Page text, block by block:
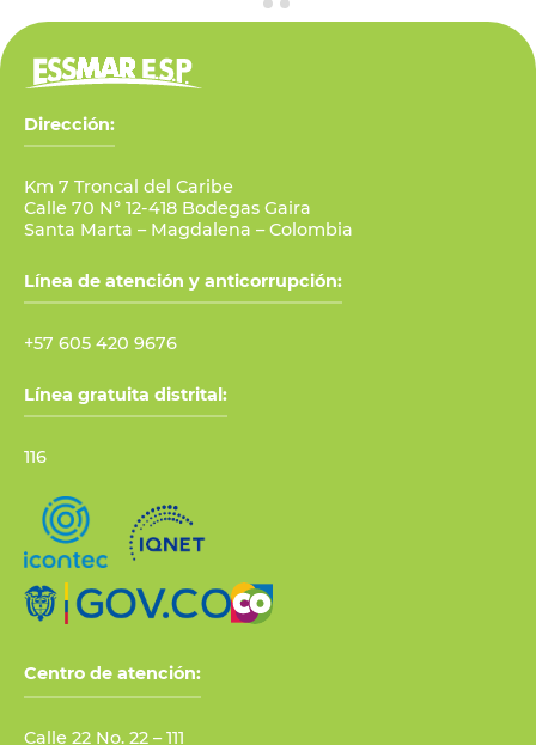
Dirección:
Km 7 Troncal del Caribe
Calle 70 N° 12-418 Bodegas Gaira
Santa Marta – Magdalena – Colombia
Línea de atención y anticorrupción:
+57 605 420 9676
Línea gratuita distrital:
116
Centro de atención:
Calle 22 No. 22 – 111